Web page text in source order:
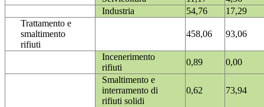
Industria
54,76
17,29
Trattamento e
smaltimento
rifiuti
458,06 93,06
Incenerimento
rifiuti
0,89
0,00
Smaltimento e
interramento di
rifiuti solidi
0,62 73,94